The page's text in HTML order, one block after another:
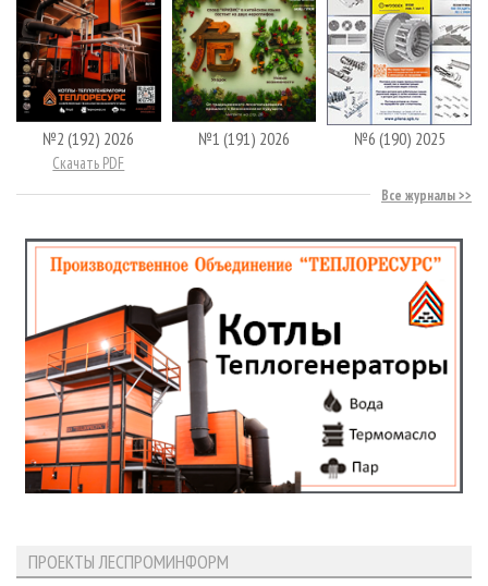
№2 (192) 2026
Скачать PDF
№1 (191) 2026 №6 (190) 2025
Все журналы
ПРОЕКТЫ ЛЕСПРОМИНФОРМ